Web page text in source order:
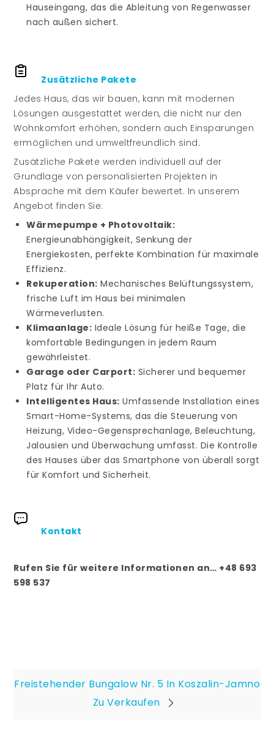
Hauseingang, das die Ableitung von Regenwasser
nach außen sichert.
Zusätzliche Pakete
Jedes Haus, das wir bauen, kann mit modernen
Lösungen ausgestattet werden, die nicht nur den
Wohnkomfort erhöhen, sondern auch Einsparungen
ermöglichen und umweltfreundlich sind.
Zusätzliche Pakete werden individuell auf der
Grundlage von personalisierten Projekten in
Absprache mit dem Käufer bewertet. In unserem
Angebot finden Sie:
Wärmepumpe + Photovoltaik:
Energieunabhängigkeit, Senkung der
Energiekosten, perfekte Kombination für maximale
Effizienz.
Rekuperation: Mechanisches Belüftungssystem,
frische Luft im Haus bei minimalen
Wärmeverlusten.
Klimaanlage: Ideale Lösung für heiße Tage, die
komfortable Bedingungen in jedem Raum
gewährleistet.
Garage oder Carport: Sicherer und bequemer
Platz für Ihr Auto.
Intelligentes Haus: Umfassende Installation eines
Smart-Home-Systems, das die Steuerung von
Heizung, Video-Gegensprechanlage, Beleuchtung,
Jalousien und Überwachung umfasst. Die Kontrolle
des Hauses über das Smartphone von überall sorgt
für Komfort und Sicherheit.
Kontakt
Rufen Sie für weitere Informationen an… +48 693
598 537
Beitragsnavigation
Freistehender Bungalow Nr. 5 In Koszalin-Jamno
Zu Verkaufen